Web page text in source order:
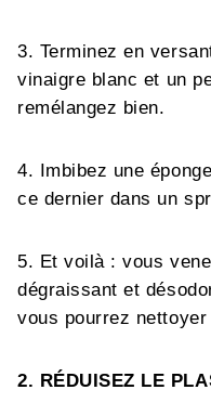
3. Terminez en
vinaigre blanc et un
remélangez bien.
4. Imbibez une
ce dernier dans un
5. Et voilà : vous
dégraissant et
vous pourrez
2. RÉDUISEZ LE